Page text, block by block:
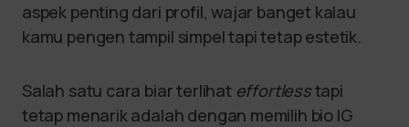
aspek penting dari profil, wajar banget kalau
kamu pengen tampil simpel tapi tetap estetik.
Salah satu cara biar terlihat effortlesstapi
tetap menarik adalah dengan memilih bio IG